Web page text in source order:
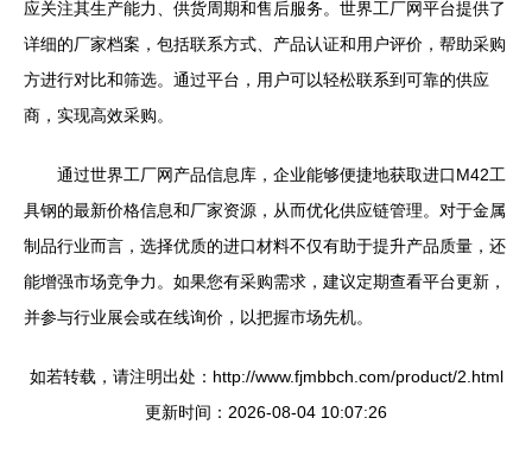
应关注其生产能力、供货周期和售后服务。世界工厂网平台提供了
详细的厂家档案，包括联系方式、产品认证和用户评价，帮助采购
方进行对比和筛选。通过平台，用户可以轻松联系到可靠的供应
商，实现高效采购。
通过世界工厂网产品信息库，企业能够便捷地获取进口M42工
具钢的最新价格信息和厂家资源，从而优化供应链管理。对于金属
制品行业而言，选择优质的进口材料不仅有助于提升产品质量，还
能增强市场竞争力。如果您有采购需求，建议定期查看平台更新，
并参与行业展会或在线询价，以把握市场先机。
如若转载，请注明出处：http://www.fjmbbch.com/product/2.html
更新时间：2026-08-04 10:07:26